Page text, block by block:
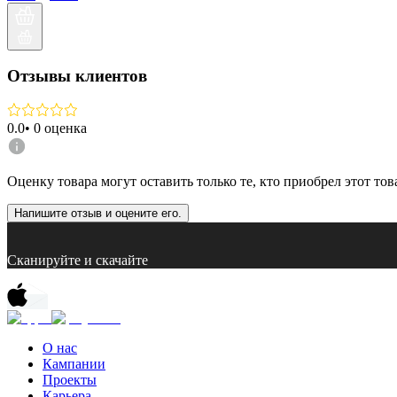
Отзывы клиентов
0.0• 0 оценка
Оценку товара могут оставить только те, кто приобрел этот
Напишите отзыв и оцените его.
Сканируйте и скачайте
О нас
Кампании
Проекты